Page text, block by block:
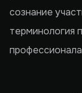
сознание
терминология